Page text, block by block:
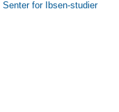
Senter for Ibsen-studier